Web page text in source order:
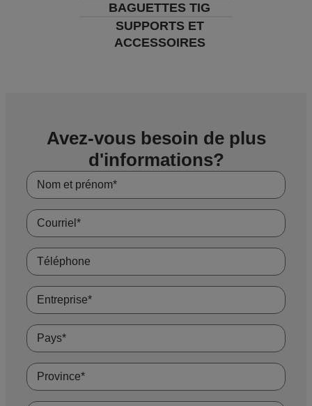
BAGUETTES TIG
SUPPORTS ET
ACCESSOIRES
Avez-vous besoin de plus
d'informations?